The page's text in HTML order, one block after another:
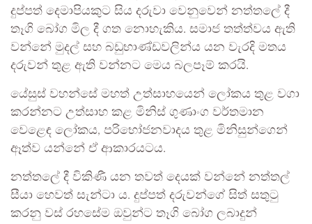
දුප්පත් දෙමාපියකුට සිය දරුවා වෙනුවෙන් නත්තලේ දී
තෑගි බෝග මිල දී ගත නොහැකිය. සමාජ තත්ත්වය ඇති
වන්නේ මුදල් සහ බඩුභාණ්ඩවලින්ය යන වැරදි මතය
දරුවන් තුළ ඇති වන්නට මෙය බලපෑම් කරයි.
යේසුස් වහන්සේ මහත් උත්සාහයෙන් ලෝකය තුළ වගා
කරන්නට උත්සාහ කළ මිනිස් ගුණාංග වර්තමාන
වෙළෙඳ ලෝකය, පරිභෝජනවාදය තුළ මිනිසුන්ගෙන්
ඈත්ව යන්නේ ඒ ආකාරයටය.
නත්තලේ දී විකිණී යන තවත් දෙයක් වන්නේ නත්තල්
සීයා හෙවත් සැන්ටා ය. දුප්පත් දරුවන්ගේ සිත් සතුටු
කරනු වස් රහසේම ඔවුන්ට තෑගි බෝග ලබාදුන්